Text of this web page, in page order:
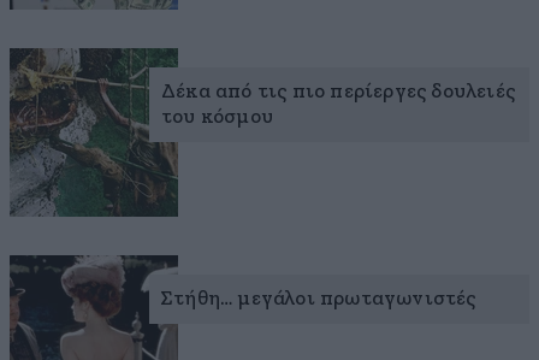
Δέκα από τις πιο περίεργες δουλειές
του κόσμου
Στήθη… μεγάλοι πρωταγωνιστές